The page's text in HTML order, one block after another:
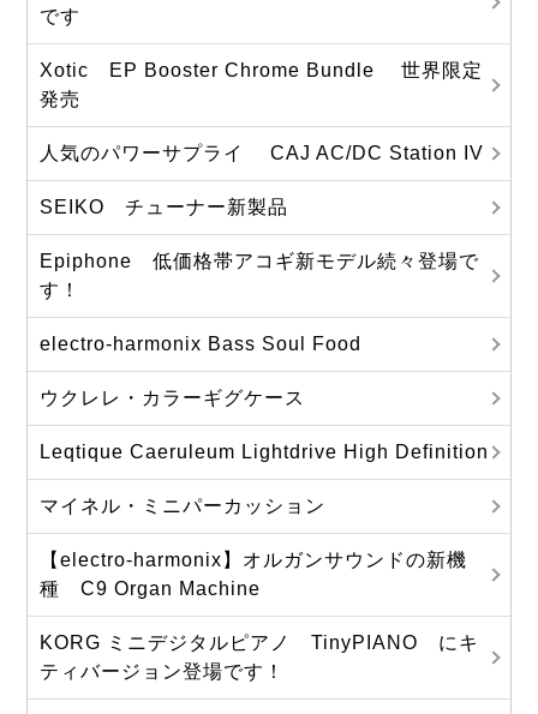
です
Xotic EP Booster Chrome Bundle 世界限定
発売
人気のパワーサプライ CAJ AC/DC Station IV
SEIKO チューナー新製品
Epiphone 低価格帯アコギ新モデル続々登場で
す！
electro-harmonix Bass Soul Food
ウクレレ・カラーギグケース
Leqtique Caeruleum Lightdrive High Definition
マイネル・ミニパーカッション
【electro-harmonix】オルガンサウンドの新機
種 C9 Organ Machine
KORG ミニデジタルピアノ TinyPIANO にキ
ティバージョン登場です！